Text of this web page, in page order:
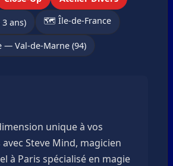
ans) 🗺️ Île-de-France
— Val-de-Marne (94)
unique à vos
Steve Mind, magicien
à Paris spécialisé en magie